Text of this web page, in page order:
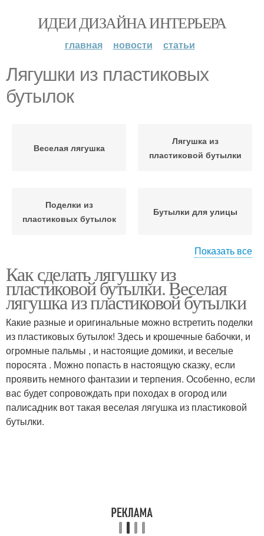
ИДЕИ ДИЗАЙНА ИНТЕРЬЕРА
главная новости статьи
Лягушки из пластиковых
бутылок
Веселая лягушка
Лягушка из
пластиковой бутылки
Поделки из
пластиковых бутылок
Бутылки для улицы
бутылок
Пластиковые бутылки
Бутылки для сада
Показать все
Как сделать лягушку из
пластиковой бутылки. Веселая
лягушка из пластиковой бутылки
Какие разные и оригинальные можно встретить поделки
из пластиковых бутылок! Здесь и крошечные бабочки, и
огромные пальмы , и настоящие домики, и веселые
поросята . Можно попасть в настоящую сказку, если
проявить немного фантазии и терпения. Особенно, если
вас будет сопровождать при походах в огород или
палисадник вот такая веселая лягушка из пластиковой
бутылки.